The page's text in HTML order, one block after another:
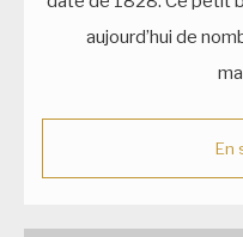
aujourd’hui de
En